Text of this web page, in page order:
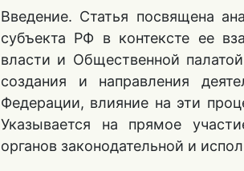
Введение. Статья посвящена
субъекта РФ в контексте ее
власти и Общественной
создания и направления
Федерации, влияние на эти
Указывается на прямое
органов законодательной и